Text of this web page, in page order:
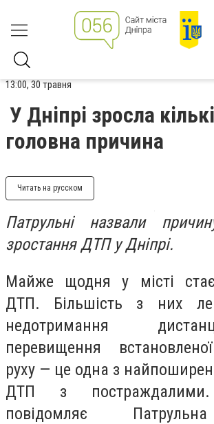
13:00, 30 травня
У Дніпрі зросла
головна причина
Читать на русском
Патрульні назвали
зростання ДТП у Дніпрі.
Майже щодня у місті
ДТП. Більшість з них
недотримання
перевищення
руху — це одна з
ДТП з
повідомляє